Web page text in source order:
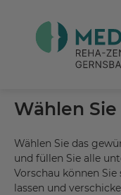
Wählen
Wählen Sie das
und füllen Sie alle
Vorschau können
lassen und